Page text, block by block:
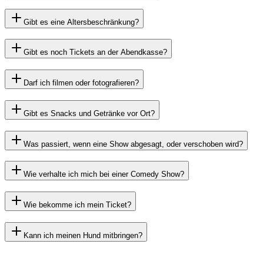
Gibt es eine Altersbeschränkung?
Gibt es noch Tickets an der Abendkasse?
Darf ich filmen oder fotografieren?
Gibt es Snacks und Getränke vor Ort?
Was passiert, wenn eine Show abgesagt, oder verschoben wird?
Wie verhalte ich mich bei einer Comedy Show?
Wie bekomme ich mein Ticket?
Kann ich meinen Hund mitbringen?